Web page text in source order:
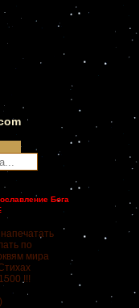
Бога
по
мира
!!!